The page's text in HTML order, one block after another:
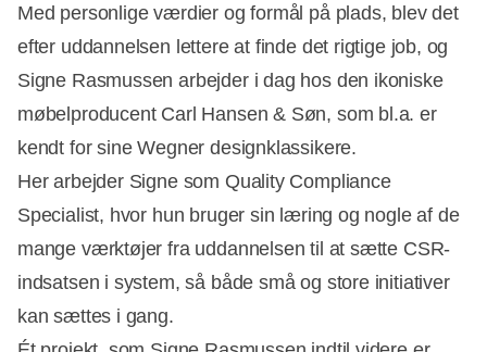
Med personlige værdier og formål på plads, blev det
efter uddannelsen lettere at finde det rigtige job, og
Signe Rasmussen arbejder i dag hos den ikoniske
møbelproducent Carl Hansen & Søn, som bl.a. er
kendt for sine Wegner designklassikere.
Her arbejder Signe som Quality Compliance
Specialist, hvor hun bruger sin læring og nogle af de
mange værktøjer fra uddannelsen til at sætte CSR-
indsatsen i system, så både små og store initiativer
kan sættes i gang.